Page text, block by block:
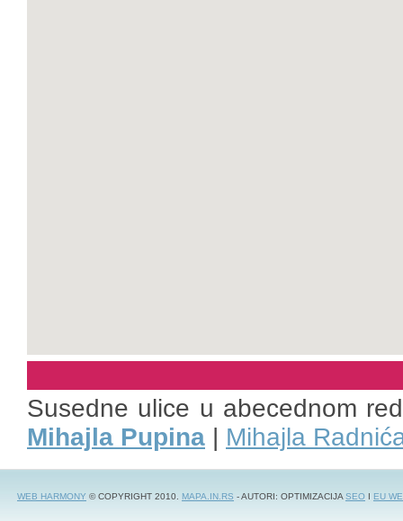
Susedne ulice u abecednom
Mihajla Pupina | Mihajla
WEB HARMONY © COPYRIGHT 2010. MAPA.IN.RS - AUTORI: OPTIMIZACIJASEO I EU